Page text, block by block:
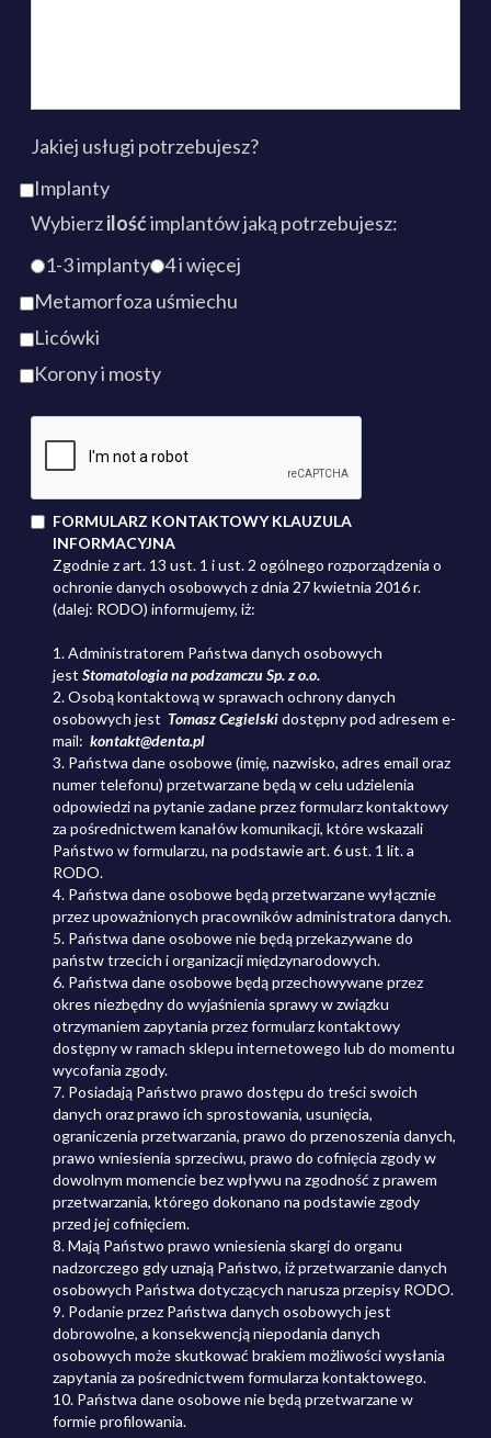
Jakiej usługi potrzebujesz?
Implanty
Wybierzilośćimplantów jaką potrzebujesz:
1-3 implanty 4 i więcej
Metamorfoza uśmiechu
Licówki
Korony i mosty
FORMULARZ KONTAKTOWY KLAUZULA
INFORMACYJNA
Zgodnie z art. 13 ust. 1 i ust. 2 ogólnego rozporządzenia o
ochronie danych osobowych z dnia 27 kwietnia 2016 r.
(dalej: RODO) informujemy, iż:
1. Administratorem Państwa danych osobowych
jestStomatologia na podzamczu Sp. z o.o.
2. Osobą kontaktową w sprawach ochrony danych
osobowych jest Tomasz Cegielskidostępny pod adresem e-
mail: kontakt@denta.pl
3. Państwa dane osobowe (imię, nazwisko, adres email oraz
numer telefonu) przetwarzane będą w celu udzielenia
odpowiedzi na pytanie zadane przez formularz kontaktowy
za pośrednictwem kanałów komunikacji, które wskazali
Państwo w formularzu, na podstawie art. 6 ust. 1 lit. a
RODO.
4. Państwa dane osobowe będą przetwarzane wyłącznie
przez upoważnionych pracowników administratora danych.
5. Państwa dane osobowe nie będą przekazywane do
państw trzecich i organizacji międzynarodowych.
6. Państwa dane osobowe będą przechowywane przez
okres niezbędny do wyjaśnienia sprawy w związku
otrzymaniem zapytania przez formularz kontaktowy
dostępny w ramach sklepu internetowego lub do momentu
wycofania zgody.
7. Posiadają Państwo prawo dostępu do treści swoich
danych oraz prawo ich sprostowania, usunięcia,
ograniczenia przetwarzania, prawo do przenoszenia danych,
prawo wniesienia sprzeciwu, prawo do cofnięcia zgody w
dowolnym momencie bez wpływu na zgodność z prawem
przetwarzania, którego dokonano na podstawie zgody
przed jej cofnięciem.
8. Mają Państwo prawo wniesienia skargi do organu
nadzorczego gdy uznają Państwo, iż przetwarzanie danych
osobowych Państwa dotyczących narusza przepisy RODO.
9. Podanie przez Państwa danych osobowych jest
dobrowolne, a konsekwencją niepodania danych
osobowych może skutkować brakiem możliwości wysłania
zapytania za pośrednictwem formularza kontaktowego.
10. Państwa dane osobowe nie będą przetwarzane w
formie profilowania.